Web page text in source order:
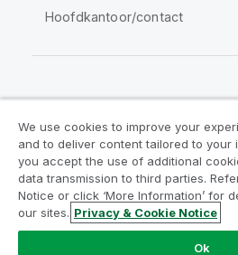
Hoofdkantoor/contact
Juridische overeenkomsten
Productvoorwaarden
Legal
Legal Policies
Handelsmerken
Do Not Share
We use cookies to improve your
and to deliver content tailored to your
you accept the use of additional
data transmission to third parties.
Notice or click ‘More Information’ for
our sites. Privacy & Cookie Notice
Ok